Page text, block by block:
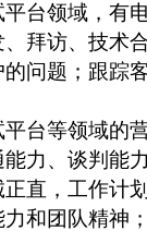
平台领域 ，有
拜访、技术
问题；跟踪
平台等领域的
能力、谈判能
直，工作计
和团队精神；